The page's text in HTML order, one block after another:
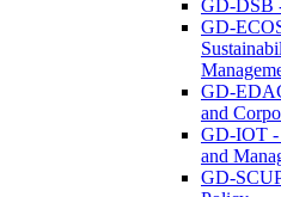
GD-DSB
GD-
GD-
and
GD-IOT -
and
GD-